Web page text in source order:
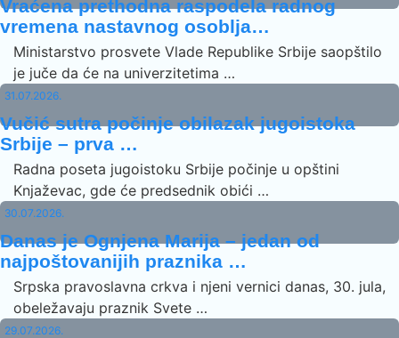
Vraćena prethodna raspodela radnog
vremena nastavnog osoblja…
Ministarstvo prosvete Vlade Republike Srbije saopštilo
je juče da će na univerzitetima …
31.07.2026.
Vučić sutra počinje obilazak jugoistoka
Srbije – prva …
Radna poseta jugoistoku Srbije počinje u opštini
Knjaževac, gde će predsednik obići …
30.07.2026.
Danas je Ognjena Marija – jedan od
najpoštovanijih praznika …
Srpska pravoslavna crkva i njeni vernici danas, 30. jula,
obeležavaju praznik Svete …
29.07.2026.